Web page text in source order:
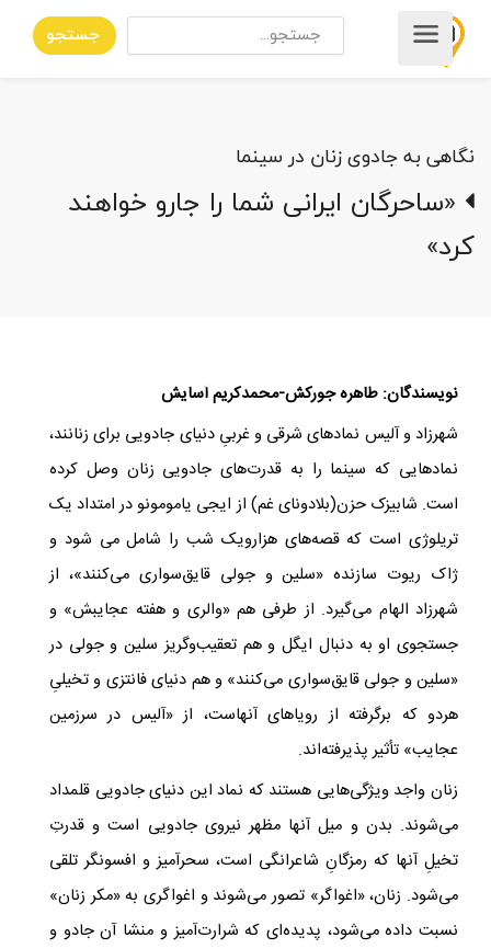
جستجو
نگاهی به جادوی زنان در سینما
«ساحرگان ایرانی شما را جارو خواهند
کرد»
نویسندگان: طاهره جورکش-محمدکریم آسایش
شهرزاد و آلیس نمادهای شرقی و غربیِ دنیای جادویی برای زنانند،
نمادهایی که سینما را به قدرت‌های جادویی زنان وصل کرده
است. شابیزک حزن(بلادونای غم) از ایجی یامومونو در امتداد یک
تریلوژی است که قصه‌های هزار‌ویک شب را شامل می شود و
ژاک ریوت سازنده «سلین و جولی قایق‌سواری می‌کنند»، از
شهرزاد الهام می‌گیرد. از طرفی هم «والری و هفته عجایبش» و
جستجوی او به دنبال ایگل و هم تعقیب‌و‌گریز سلین و جولی در
«سلین و جولی قایق‌سواری می‌کنند» و هم دنیای فانتزی و تخیلیِ
هردو که برگرفته از رویاهای آنهاست، از «آلیس در سرزمین
عجایب» تأثیر پذیرفته‌اند.
زنان واجد ویژگی‌هایی هستند که نماد این دنیای جادویی قلمداد
می‌شوند. بدن و میل آنها مظهر نیروی جادویی است و قدرتِ
تخیلِ آنها که رمزگانِ شاعرانگی است، سحرآمیز و افسونگر تلقی
می‌شود. زنان، «اغواگر» تصور می‌شوند و اغواگری به «مکر زنان»
نسبت داده می‌شود، پدیده‌ای که شرارت‌آمیز و منشا آن جادو و